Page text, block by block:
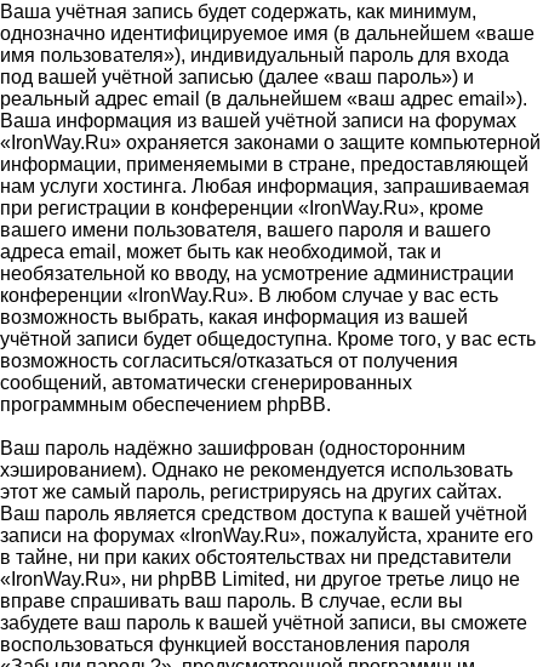
Ваша учётная запись будет содержать, как минимум,
однозначно идентифицируемое имя (в дальнейшем «ваше
имя пользователя»), индивидуальный пароль для входа
под вашей учётной записью (далее «ваш пароль») и
реальный адрес email (в дальнейшем «ваш адрес email»).
Ваша информация из вашей учётной записи на форумах
«IronWay.Ru» охраняется законами о защите компьютерной
информации, применяемыми в стране, предоставляющей
нам услуги хостинга. Любая информация, запрашиваемая
при регистрации в конференции «IronWay.Ru», кроме
вашего имени пользователя, вашего пароля и вашего
адреса email, может быть как необходимой, так и
необязательной ко вводу, на усмотрение администрации
конференции «IronWay.Ru». В любом случае у вас есть
возможность выбрать, какая информация из вашей
учётной записи будет общедоступна. Кроме того, у вас есть
возможность согласиться/отказаться от получения
сообщений, автоматически сгенерированных
программным обеспечением phpBB.
Ваш пароль надёжно зашифрован (односторонним
хэшированием). Однако не рекомендуется использовать
этот же самый пароль, регистрируясь на других сайтах.
Ваш пароль является средством доступа к вашей учётной
записи на форумах «IronWay.Ru», пожалуйста, храните его
в тайне, ни при каких обстоятельствах ни представители
«IronWay.Ru», ни phpBB Limited, ни другое третье лицо не
вправе спрашивать ваш пароль. В случае, если вы
забудете ваш пароль к вашей учётной записи, вы сможете
воспользоваться функцией восстановления пароля